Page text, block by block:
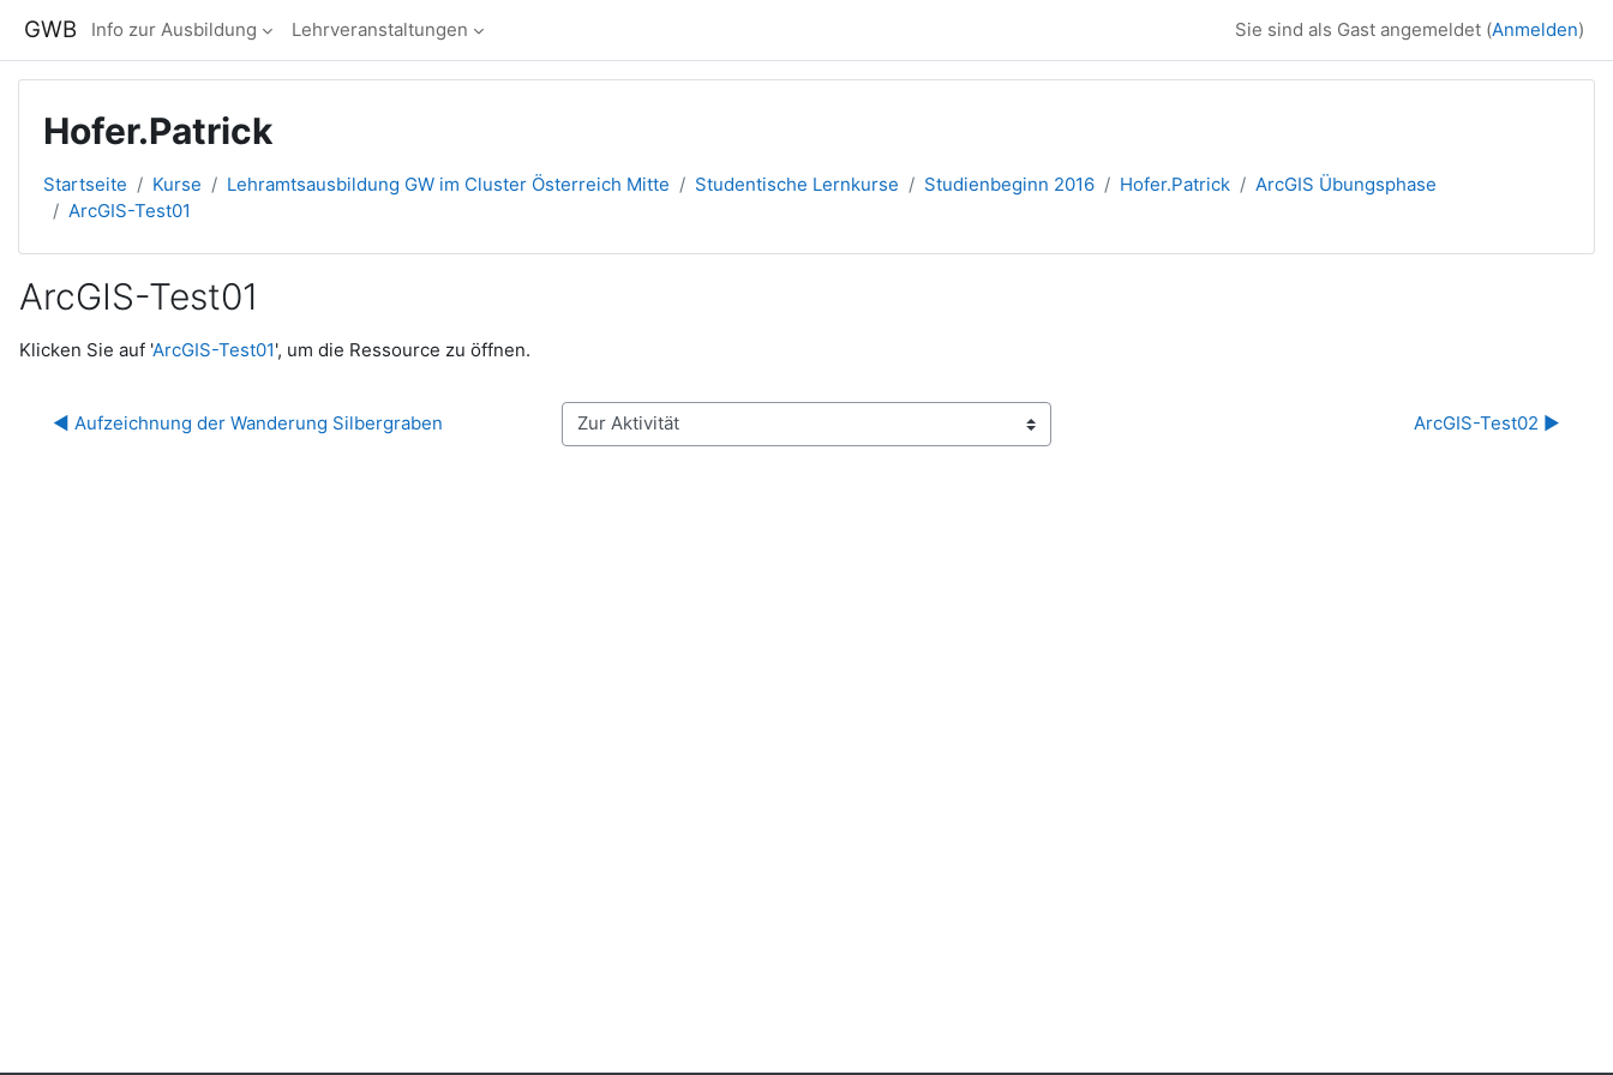
GWB Info zur Ausbildung Lehrveranstaltungen Sie sind als Gast angemeldet (Anmelden)
Hofer.Patrick
Startseite Kurse Lehramtsausbildung GW im Cluster Österreich Mitte Studentische Lernkurse Studienbeginn 2016 Hofer.Patrick
ArcGIS Übungsphase
ArcGIS-Test01
ArcGIS-Test01
Abschlussbedingungen
Klicken Sie auf 'ArcGIS-Test01', um die Ressource zu öffnen.
◀︎ Aufzeichnung der Wanderung Silbergraben Zur Aktivität ArcGIS-Test02 ▶︎